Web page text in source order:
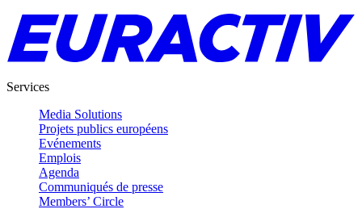
Services
Media Solutions
Projets publics européens
Evénements
Emplois
Agenda
Communiqués de presse
Members’ Circle